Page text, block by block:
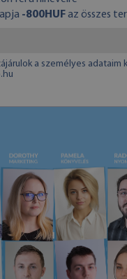
-800HUFaz összes
a személyes adataim